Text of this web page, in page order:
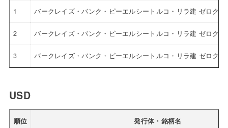
1 バークレイズ・バンク・ピーエルシートルコ・リラ建 ゼロクー
2 バークレイズ・バンク・ピーエルシートルコ・リラ建 ゼロクー
3 バークレイズ・バンク・ピーエルシートルコ・リラ建 ゼロクー
USD
順位 発行体・銘柄名